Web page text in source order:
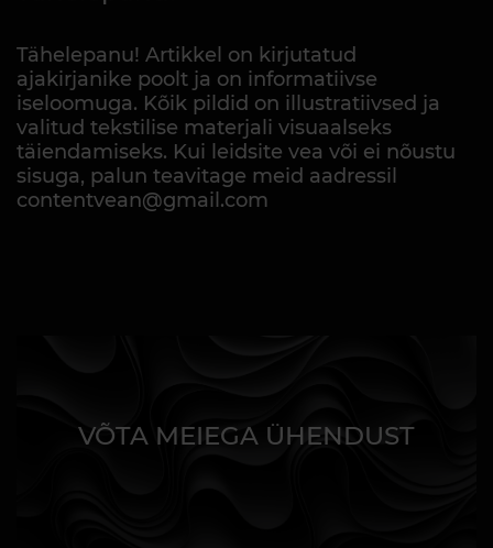
Tähelepanu! Artikkel on kirjutatud
ajakirjanike poolt ja on informatiivse
iseloomuga. Kõik pildid on illustratiivsed ja
valitud tekstilise materjali visuaalseks
täiendamiseks. Kui leidsite vea või ei nõustu
sisuga, palun teavitage meid aadressil
contentvean@gmail.com
VÕTA MEIEGA ÜHENDUST